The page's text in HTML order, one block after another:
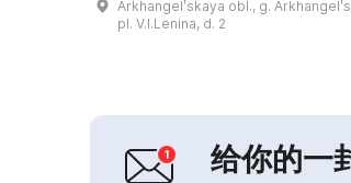
上创建的。博物馆联合体的馆长是玛
·弗拉基米罗芙娜·米特凯维奇（Maya
博物馆藏品的形成过...
Arkhangelʹskaya obl., g.
pl. V.I.Lenina, d. 2
给你的一